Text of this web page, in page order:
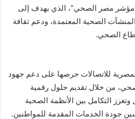
مصر الصحي”، الذي يهدف إلى
الصحية المعتمدة، ودعم ثقافة
الصحي.
للاتصالات حرصها على دعم جهود
من خلال تقديم حلول رقمية
التكامل بين الأنظمة الصحية
جودة الخدمات المقدمة للمواطنين.